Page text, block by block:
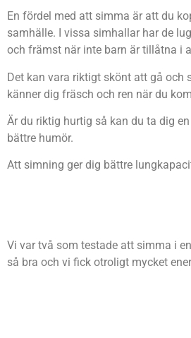
En fördel med att simma är att du
samhälle. I vissa simhallar har de
och främst när inte barn är tillåtna i
Det kan vara riktigt skönt att gå och
känner dig fräsch och ren när du
Är du riktig hurtig så kan du ta dig
bättre humör.
Att simning ger dig bättre
Vi var två som testade att simma i
så bra och vi fick otroligt mycket